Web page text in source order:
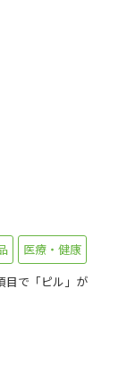
医療・健康
目で「ピル」が